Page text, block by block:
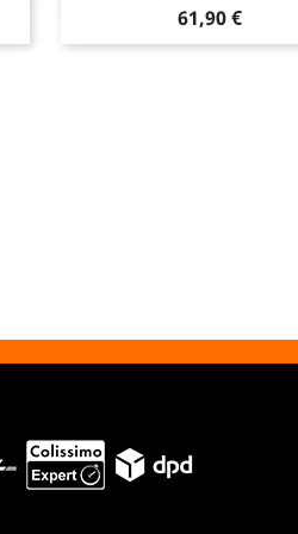
Prix
61,90 €